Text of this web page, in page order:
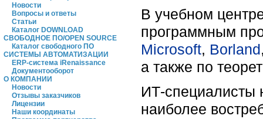
Новости
Вопросы и ответы
Статьи
Каталог DOWNLOAD
СВОБОДНОЕ ПО/OPEN SOURCE
Каталог свободного ПО
СИСТЕМЫ АВТОМАТИЗАЦИИ
ERP-система iRenaissance
Документооборот
О КОМПАНИИ
Новости
Отзывы заказчиков
Лицензии
Наши координаты
В учебном
программным
Microsoft, Borland
а также по
ИТ-специалисты
наиболее